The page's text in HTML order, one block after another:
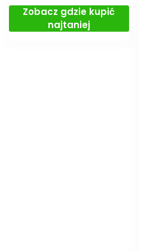
Zobacz gdzie kupić
najtaniej